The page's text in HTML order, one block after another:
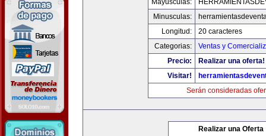
Mayusculas:
Minusculas:
Longitud:
20 caracteres
Categorias:
Ventas y
Precio:
Realizar una oferta!
Visitar!
Serán consideradas
Realizar una Oferta